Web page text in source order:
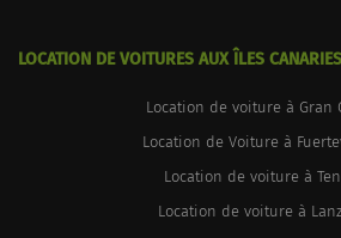
LOCATION DE VOITURES AUX ÎLES CANARIES
Location de voiture à Gran
Location de Voiture à
Location de voiture à
Location de voiture à